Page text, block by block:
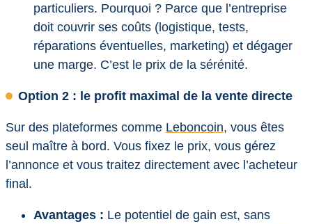
particuliers. Pourquoi ? Parce que l’entreprise
doit couvrir ses coûts (logistique, tests,
réparations éventuelles, marketing) et dégager
une marge. C’est le prix de la sérénité.
Option 2 : le profit maximal de la vente directe
Sur des plateformes comme Leboncoin, vous êtes
seul maître à bord. Vous fixez le prix, vous gérez
l’annonce et vous traitez directement avec l’acheteur
final.
Avantages : Le potentiel de gain est, sans